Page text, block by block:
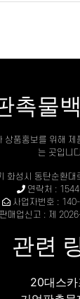
촉물
상품홍보를 위해
는 곳입니
화성시 동탄순환
연락처 :
사업자번호 :
매업신고 : 제
관련
20대스카